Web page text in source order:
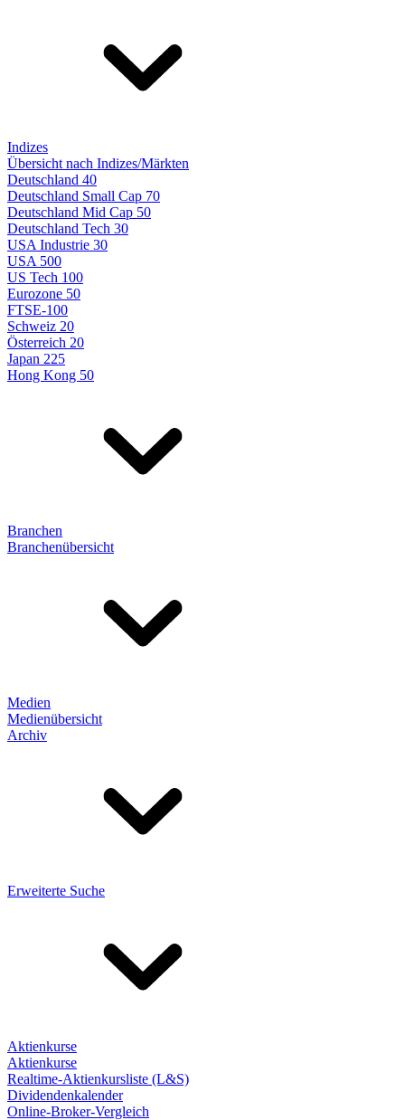
Indizes
Übersicht nach Indizes/Märkten
Deutschland 40
Deutschland Small Cap 70
Deutschland Mid Cap 50
Deutschland Tech 30
USA Industrie 30
USA 500
US Tech 100
Eurozone 50
FTSE-100
Schweiz 20
Österreich 20
Japan 225
Hong Kong 50
Branchen
Branchenübersicht
Medien
Medienübersicht
Archiv
Erweiterte Suche
Aktienkurse
Aktienkurse
Realtime-Aktienkursliste (L&S)
Dividendenkalender
Online-Broker-Vergleich